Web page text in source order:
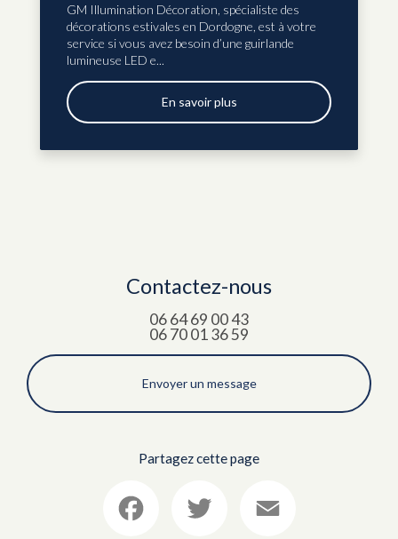
GM Illumination Décoration, spécialiste des
décorations estivales en Dordogne, est à votre
service si vous avez besoin d’une guirlande
lumineuse LED e...
En savoir plus
Contactez-nous
06 64 69 00 43
06 70 01 36 59
Envoyer un message
Partagez cette page